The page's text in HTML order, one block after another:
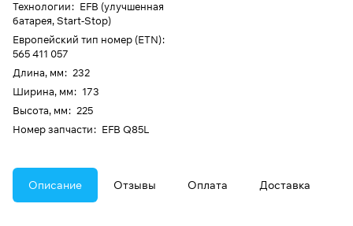
Технологии: EFB (улучшенная
батарея, Start-Stop)
Европейский тип номер (ETN):
565 411 057
Длина, мм: 232
Ширина, мм: 173
Высота, мм: 225
Номер запчасти: EFB Q85L
Описание Отзывы Оплата Доставка